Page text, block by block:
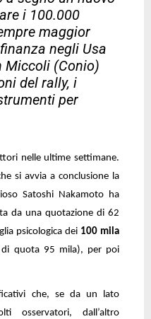
i 100.000
maggior
negli Usa
Miccoli (Conio)
del rally, i
per
nelle ultime settimane.
si avvia a conclusione la
Satoshi Nakamoto ha
da una quotazione di 62
psicologica dei 100 mila
di quota 95 mila), per poi
che, se da un lato
osservatori, dall’altro